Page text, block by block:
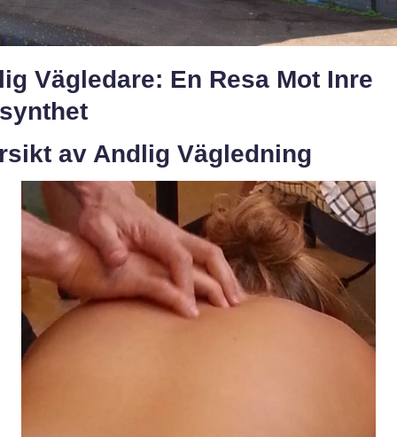
Vägledare: En Resa Mot Inre
av Andlig Vägledning